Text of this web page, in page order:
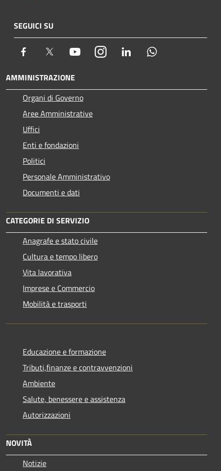
SEGUICI SU
Facebook Twitter YoutubeInstagram LinkedIn
AMMINISTRAZIONE
Organi di Governo
Aree Amministrative
Uffici
Enti e fondazioni
Politici
Personale Amministrativo
Documenti e dati
CATEGORIE DI SERVIZIO
Anagrafe e stato civile
Cultura e tempo libero
Vita lavorativa
Imprese e Commercio
Mobilità e trasporti
Educazione e formazione
Tributi,finanze e contravvenzioni
Ambiente
Salute, benessere e assistenza
Autorizzazioni
NOVITÀ
Notizie